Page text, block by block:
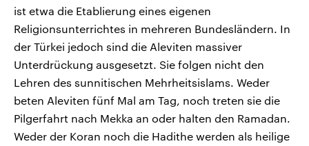
ist etwa die Etablierung eines eigenen
Religionsunterrichtes in mehreren Bundesländern. In
der Türkei jedoch sind die Aleviten massiver
Unterdrückung ausgesetzt. Sie folgen nicht den
Lehren des sunnitischen Mehrheitsislams. Weder
beten Aleviten fünf Mal am Tag, noch treten sie die
Pilgerfahrt nach Mekka an oder halten den Ramadan.
Weder der Koran noch die Hadithe werden als heilige